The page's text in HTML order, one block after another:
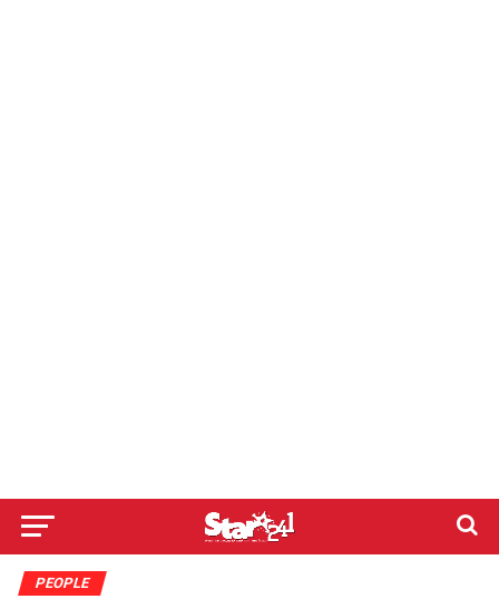
PEOPLE